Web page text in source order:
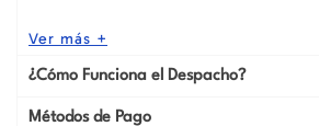
Ver más +
¿Cómo Funciona el Despacho?
Métodos de Pago